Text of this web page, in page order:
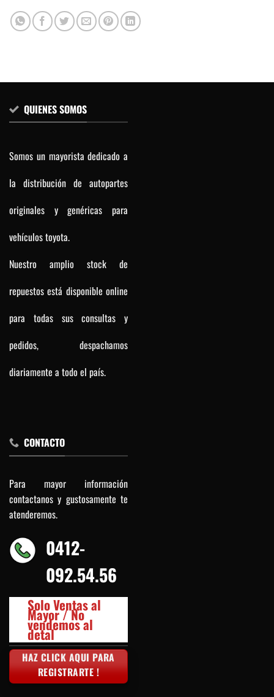
QUIENES SOMOS
Somos un mayorista dedicado a
la distribución de autopartes
originales y genéricas para
vehículos toyota.
Nuestro amplio stock de
repuestos está disponible online
para todas sus consultas y
pedidos, despachamos
diariamente a todo el país.
CONTACTO
Para mayor información
contactanos y gustosamente te
atenderemos.
0412-
092.54.56
Solo Ventas al
Mayor / No
vendemos al
detal
HAZ CLICK AQUI PARA
REGISTRARTE !